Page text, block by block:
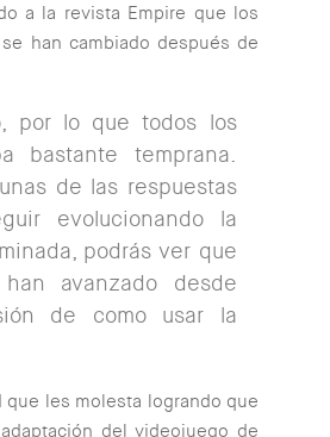
a la revista Empire que los
han cambiado después de
por lo que todos los
bastante temprana.
de las respuestas
evolucionando la
podrás ver que
avanzado desde
de como usar la
que les molesta logrando que
del videojuego de